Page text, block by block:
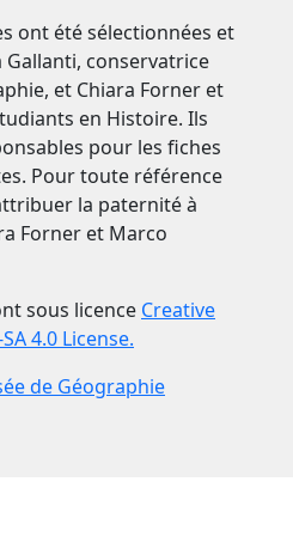
ont été sélectionnées et
Gallanti, conservatrice
et Chiara Forner et
en Histoire. Ils
pour les fiches
Pour toute référence
la paternité à
Forner et Marco
sous licence Creative
4.0 License.
de Géographie